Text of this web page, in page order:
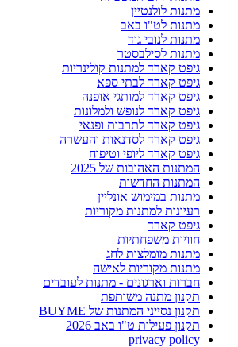
מתנות לולנטיין
מתנות לט"ו באב
מתנות לנובי גוד
מתנות לסילבסטר
גיפט קארד למתנות קולינריות
גיפט קארד לבתי ספא
גיפט קארד למותגי אופנה
גיפט קארד לנופש ולמלונות
גיפט קארד לתרבות ופנאי
גיפט קארד לסדנאות והעשרה
גיפט קארד ליופי וטיפוח
המתנות האהובות של 2025
המתנות החדשות
מתנות במימוש אונליין
רעיונות למתנות מקוריות
גיפט קארד
חוויות משפחתיות
מתנות מומלצות לחג
מתנות מקוריות לאישה
חברות וארגונים - מתנות לעובדים
תקנון מתנה משותפת
תקנון נסייני המתנות של BUYME
תקנון פעילות ט"ו באב 2026
privacy policy